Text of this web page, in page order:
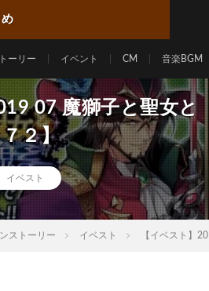
ーリー イベント CM 音楽BGM
07 魔獅子と聖女と
２】
イベスト
ストーリー イベスト 【イベスト】